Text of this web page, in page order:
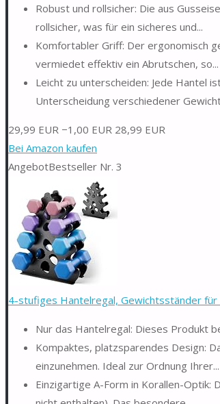
Robust und rollsicher: Die aus
rollsicher, was für ein sicheres und...
Komfortabler Griff: Der ergonomisch
vermiedet effektiv ein Abrutschen, so...
Leicht zu unterscheiden: Jede Hantel
Unterscheidung verschiedener
29,99 EUR −1,00 EUR 28,99 EUR
Bei Amazon kaufen
AngebotBestseller Nr. 3
4-stufiges Hantelregal, Gewichtsständer
Nur das Hantelregal: Dieses Produkt
Kompaktes, platzsparendes Design:
einzunehmen. Ideal zur Ordnung Ihrer...
Einzigartige A-Form in Korallen-Optik: